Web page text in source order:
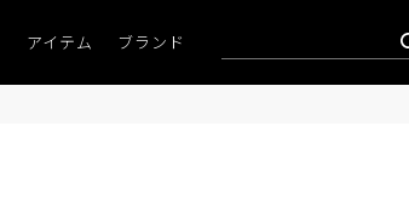
マンスリーポイントキャンペーン」
アイテム ブランド